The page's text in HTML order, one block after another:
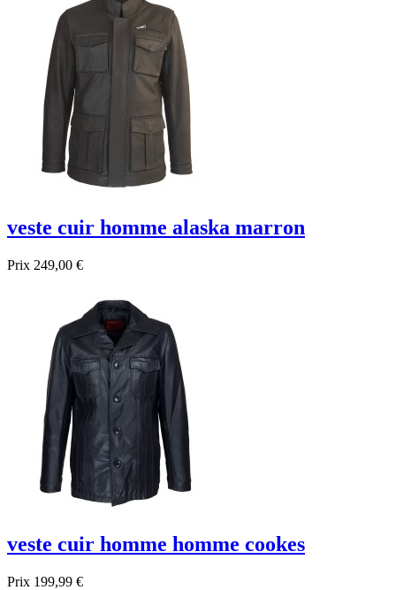
veste cuir homme alaska marron
Prix 249,00 €
veste cuir homme homme cookes
Prix 199,99 €